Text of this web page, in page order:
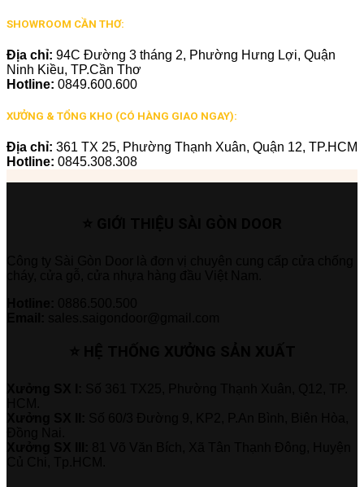
SHOWROOM CẦN THƠ:
Địa chỉ: 94C Đường 3 tháng 2, Phường Hưng Lợi, Quận
Ninh Kiều, TP.Cần Thơ
Hotline: 0849.600.600
XƯỞNG & TỔNG KHO (CÓ HÀNG GIAO NGAY):
Địa chỉ: 361 TX 25, Phường Thạnh Xuân, Quận 12, TP.HCM
Hotline: 0845.308.308